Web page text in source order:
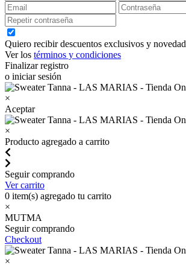
Quiero recibir descuentos exclusivos y
Ver los términos y condiciones
Finalizar registro
o iniciar sesión
×
Aceptar
×
Producto agregado a carrito
Seguir comprando
Ver carrito
0 item(s) agregado tu carrito
×
MUTMA
Seguir comprando
Checkout
×